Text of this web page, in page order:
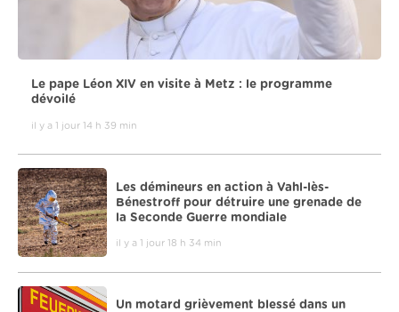
Le pape Léon XIV en visite à Metz : le programme
dévoilé
il y a 1 jour 14 h 39 min
Les démineurs en action à Vahl-lès-
Bénestroff pour détruire une grenade de
la Seconde Guerre mondiale
il y a 1 jour 18 h 34 min
Un motard grièvement blessé dans un